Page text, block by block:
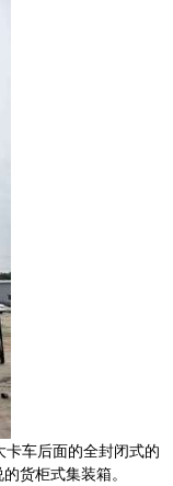
车后面的全封闭式的
货柜式集装箱。